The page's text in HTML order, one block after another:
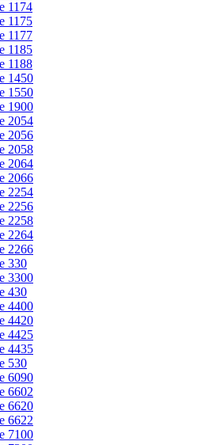
1174
1175
1177
1185
1188
1450
1550
1900
2054
2056
2058
2064
2066
2254
2256
2258
2264
2266
330
3300
430
4400
4420
4425
4435
530
6090
6602
6620
6622
7100